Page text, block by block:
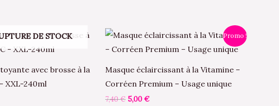
DE STOCK
avec brosse à la
XXL-240ml
Promo !
Masque éclaircissant à la Vitamine –
Corréen Premium – Usage unique
7,40€
Le
prix
initial
7,40 €.
5,00 €
Le
prix
actuel
5,00 €.